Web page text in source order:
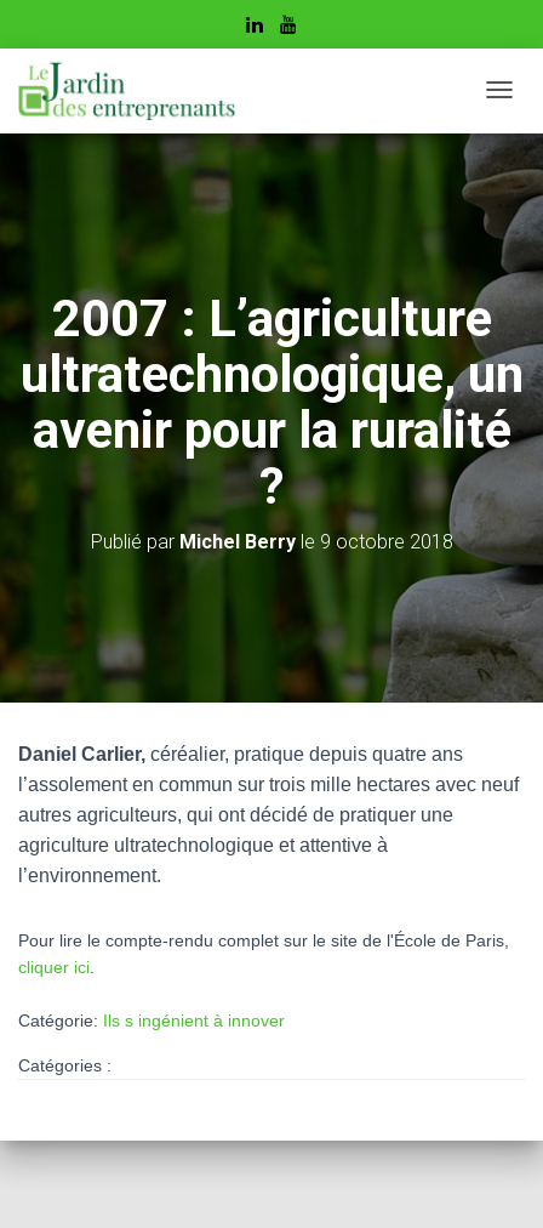
É
L
R
L
V
G
A
T
2007 : L’agriculture
ultratechnologique, un
avenir pour la ruralité
?
Publié par Michel Berryle 9 octobre 2018
Daniel Carlier, céréalier, pratique depuis quatre ans
l’assolement en commun sur trois mille hectares avec neuf
autres agriculteurs, qui ont décidé de pratiquer une
agriculture ultratechnologique et attentive à
l’environnement.
Pour lire le compte-rendu complet sur le site de l'École de Paris,
cliquer ici
Catégorie: Ils s ingénient à innover
Catégories :